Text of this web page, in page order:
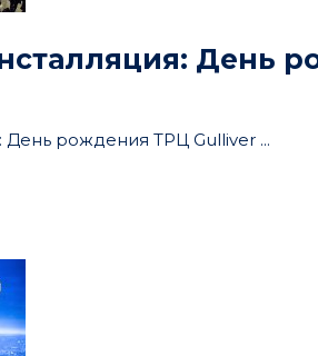
День
День рождения ТРЦ Gulliver ...